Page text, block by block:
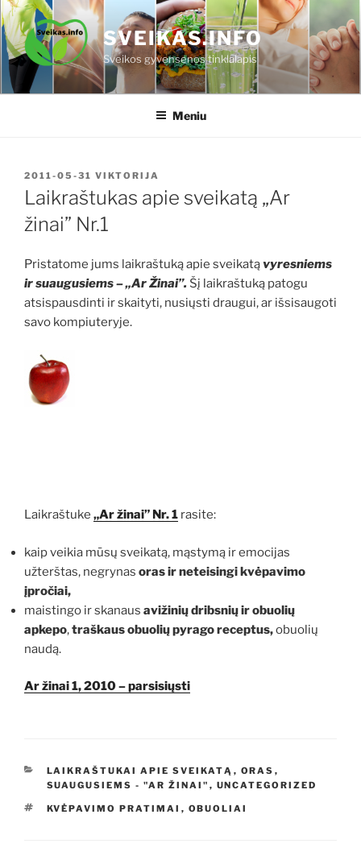
Eiti
prie
turinio
SVEIKAS.INFO
Sveikos gyvensenos tinklalapis
Meniu
PASKELBTA
2011-05-31 VIKTORIJA
Laikraštukas apie sveikatą „Ar
žinai” Nr.1
Pristatome jums laikraštuką apie sveikatą vyresniems
ir suaugusiems – „Ar Žinai”. Šį laikraštuką patogu
atsispausdinti ir skaityti, nusiųsti draugui, ar išsisaugoti
savo kompiuteryje.
Laikraštuke „Ar žinai” Nr. 1 rasite:
kaip veikia mūsų sveikatą, mąstymą ir emocijas
užterštas, negrynas oras ir neteisingi kvėpavimo
įpročiai,
maistingo ir skanaus avižinių dribsnių ir obuolių
apkepo,traškaus obuolių pyrago receptus,obuolių
naudą.
Ar žinai 1, 2010 – parsisiųsti
KATEGORIJOS
LAIKRAŠTUKAI APIE SVEIKATĄ , ORAS ,
SUAUGUSIEMS - "AR ŽINAI" , UNCATEGORIZED
ŽYMOS
KVĖPAVIMO PRATIMAI , OBUOLIAI